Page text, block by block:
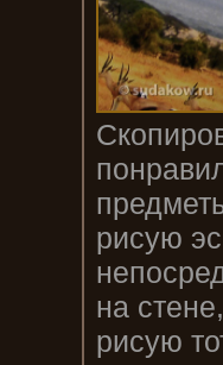
рисую
на
рисую